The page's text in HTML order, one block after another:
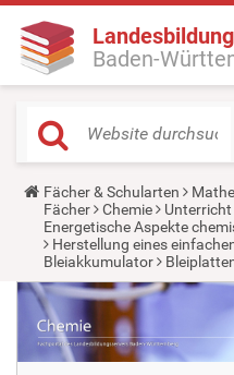
Baden-
Y
o
u
a
r
e
h
e
r
e
:
Fächer & Schularten
Fächer
Chemie Unterricht
Energetische Aspekte
Herstellung eines
Bleiakkumulator